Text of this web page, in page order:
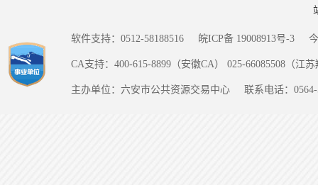
软件支持：0512-58188516 皖ICP备 19008913号-3
CA支持：400-615-8899（安徽CA） 025-66085508（江
主办单位：六安市公共资源交易中心 联系电话：0564-